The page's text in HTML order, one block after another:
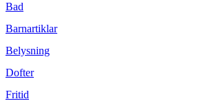
Bad
Barnartiklar
Belysning
Dofter
Fritid